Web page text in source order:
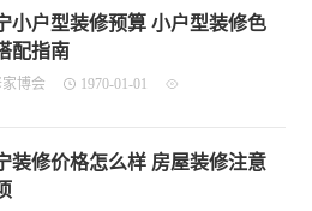
小户型装修预算 小户型装修色
配指南
博会 1970-01-01
装修价格怎么样 房屋装修注意